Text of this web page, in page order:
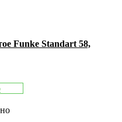
Funke Standart 58,